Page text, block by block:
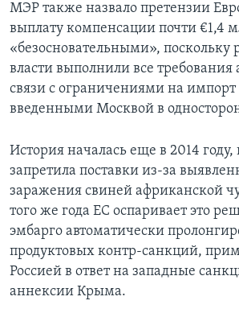
МЭР также назвало претензии
выплату компенсации почти €1,4
«безосновательными», поскольку
власти выполнили все требования
связи с ограничениями на
введенными Москвой в
История началась еще в 2014 году,
запретила поставки из-за
заражения свиней африканской
того же года ЕС оспаривает это
эмбарго автоматически
продуктовых контр-санкций,
Россией в ответ на западные
аннексии Крыма.